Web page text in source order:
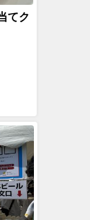
てク